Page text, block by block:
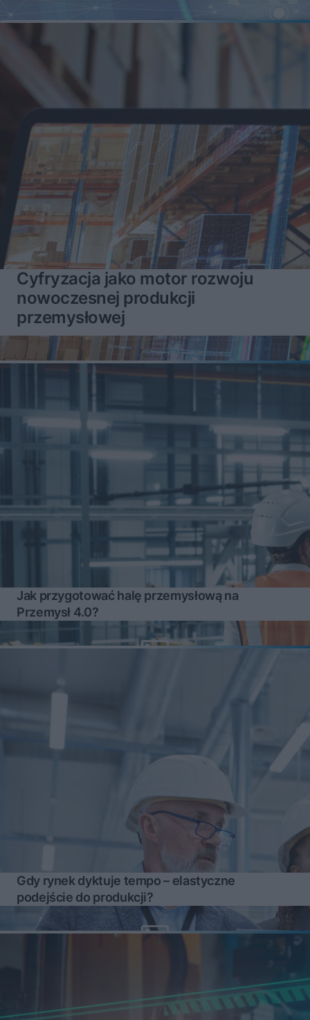
Cyfryzacja jako motor rozwoju
nowoczesnej produkcji
przemysłowej
Jak przygotować halę przemysłową na
Przemysł 4.0?
Gdy rynek dyktuje tempo – elastyczne
podejście do produkcji?